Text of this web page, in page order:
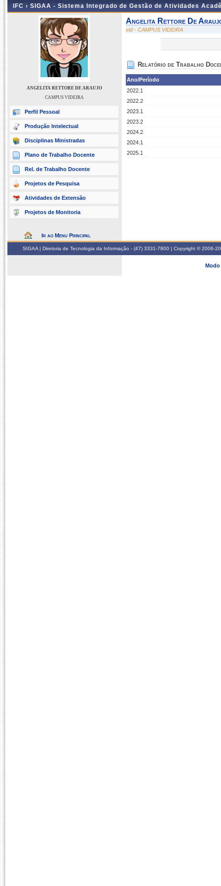
IFC › SIGAA - Sistema Integrado de Gestão de Atividades
ANGELITA RETTORE DE ARAUJO
CAMPUS VIDEIRA
Perfil Pessoal
Produção Intelectual
Disciplinas Ministradas
Plano de Trabalho Docente
Rel. de Trabalho Docente
Projetos de Pesquisa
Atividades de Extensão
Projetos de Monitoria
Ir ao Menu Principal
Angelita Rettore De
vid - CAMPUS VIDEIRA
Relatório de Trabalho
Ano/Período
2022.1
2022.2
2023.1
2023.2
2024.2
2024.1
2025.1
SIGAA | Diretoria de Tecnologia da Informação - (47) 3331-7800 | Copyright © 2006-
Modo